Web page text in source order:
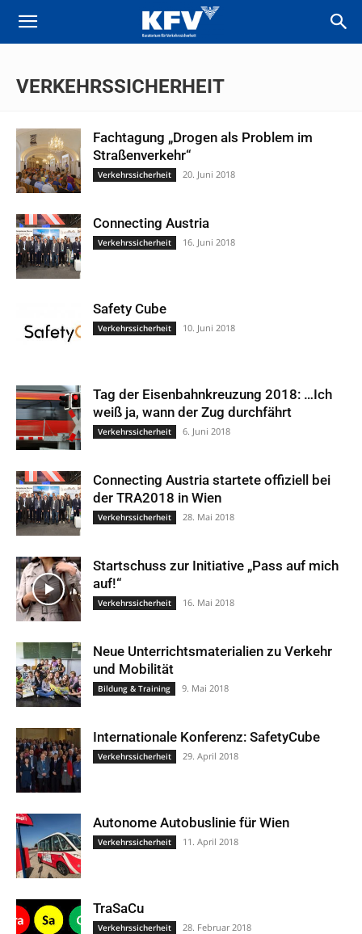
VERKEHRSSICHERHEIT
Fachtagung „Drogen als Problem im
Straßenverkehr“
Verkehrssicherheit 20. Juni 2018
Connecting Austria
Verkehrssicherheit 16. Juni 2018
Safety Cube
Verkehrssicherheit 10. Juni 2018
Tag der Eisenbahnkreuzung 2018: …Ich
weiß ja, wann der Zug durchfährt
Verkehrssicherheit 6. Juni 2018
Connecting Austria startete offiziell bei
der TRA2018 in Wien
Verkehrssicherheit 28. Mai 2018
Startschuss zur Initiative „Pass auf mich
auf!“
Verkehrssicherheit 16. Mai 2018
Neue Unterrichtsmaterialien zu Verkehr
und Mobilität
Bildung & Training 9. Mai 2018
Internationale Konferenz: SafetyCube
Verkehrssicherheit 29. April 2018
Autonome Autobuslinie für Wien
Verkehrssicherheit 11. April 2018
TraSaCu
Verkehrssicherheit 28. Februar 2018